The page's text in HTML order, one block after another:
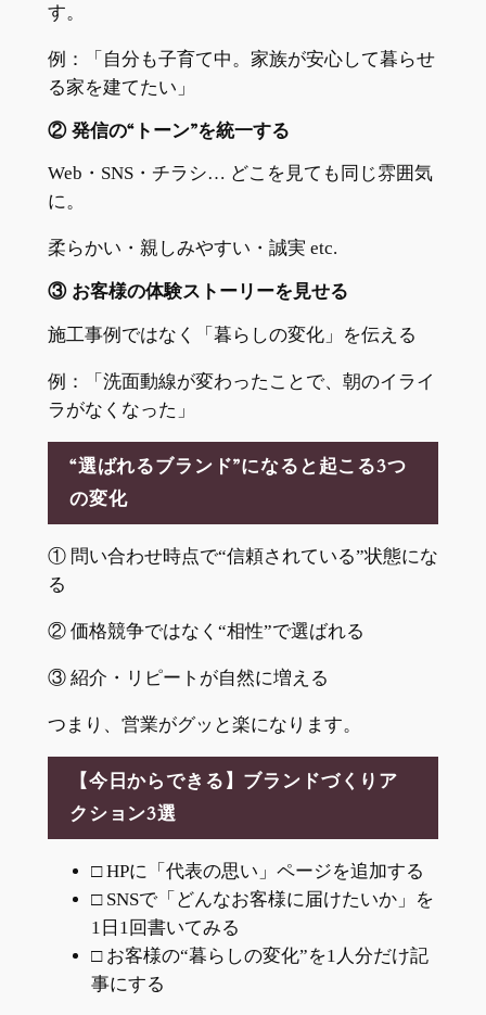
す。
例：「自分も子育て中。家族が安心して暮らせ
る家を建てたい」
② 発信の“トーン”を統一する
Web・SNS・チラシ… どこを見ても同じ雰囲気
に。
柔らかい・親しみやすい・誠実 etc.
③ お客様の体験ストーリーを見せる
施工事例ではなく「暮らしの変化」を伝える
例：「洗面動線が変わったことで、朝のイライ
ラがなくなった」
“選ばれるブランド”になると起こる3つ
の変化
① 問い合わせ時点で“信頼されている”状態にな
る
② 価格競争ではなく“相性”で選ばれる
③ 紹介・リピートが自然に増える
つまり、営業がグッと楽になります。
【今日からできる】ブランドづくりア
クション3選
□ HPに「代表の思い」ページを追加する
□ SNSで「どんなお客様に届けたいか」を
1日1回書いてみる
□ お客様の“暮らしの変化”を1人分だけ記
事にする